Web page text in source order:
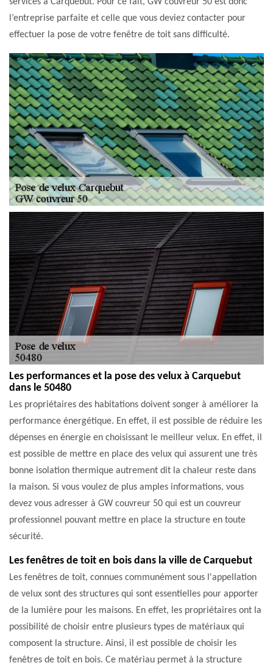
l’entreprise parfaite et celle que vous deviez contacter pour
effectuer la pose de votre fenêtre de toit sans difficulté.
Les performances et la pose des velux à Carquebut
dans le 50480
Les propriétaires des habitations doivent songer à améliorer la
performance énergétique. En effet, il est possible de réduire les
dépenses en énergie en choisissant le meilleur velux. En effet, il
est possible de mettre en place des velux qui assurent une très
bonne isolation thermique autrement dit la chaleur reste dans
la maison. Si vous voulez de plus amples informations, vous
devez vous adresser à GW couvreur 50 qui est un couvreur
professionnel pouvant mettre en place la structure en toute
sécurité.
Les fenêtres de toit en bois dans la ville de Carquebut
Les fenêtres de toit, connues communément sous l'appellation
de velux sont des structures qui sont essentielles pour apporter
de la lumière pour les maisons. En effet, les propriétaires ont la
possibilité de choisir entre plusieurs types de matériaux qui
composent la structure. Ainsi, il est possible de choisir les
fenêtres de toit en bois. Ce matériau permet à la structure